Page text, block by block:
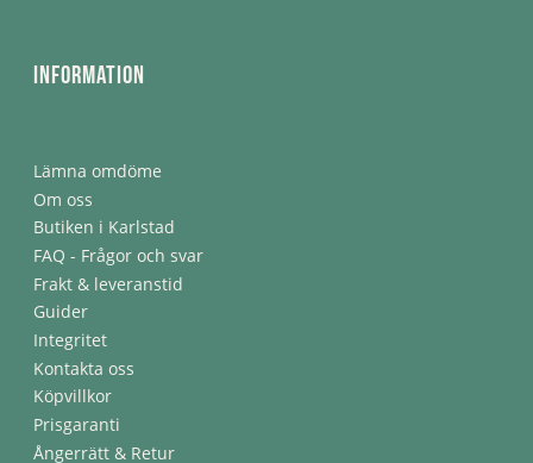
Information
Lämna omdöme
Om oss
Butiken i Karlstad
FAQ - Frågor och svar
Frakt & leveranstid
Guider
Integritet
Kontakta oss
Köpvillkor
Prisgaranti
Ångerrätt & Retur